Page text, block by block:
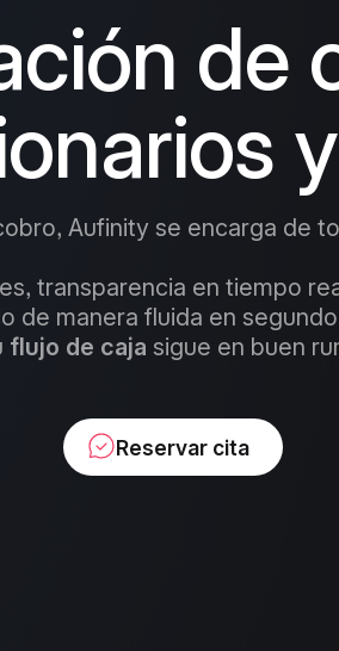
de
Aufinity se encarga de
transparencia en tiempo
de manera fluida en
flujo de caja sigue en buen
Reservar cita